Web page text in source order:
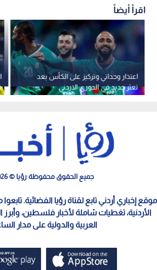
اقرأ أيضاً
اعتذار وحداتي وتركيز على الكأس بعد
تعثر جديد في الدوري الاردني
جميع الحقوق محفوظة رؤيا © 2026
موقع إخباري أردني تابع لقناة رؤيا الفضائية. تابعوا
الأردنية، تغطيات شاملة لأخبار فلسطين، وأبرز
العربية والدولية على مدار